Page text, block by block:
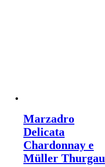
Marzadro
Delicata
Chardonnay e
Müller Thurgau